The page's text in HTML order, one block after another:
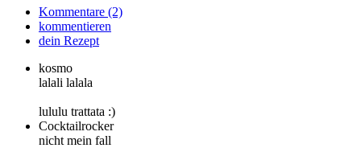
Kommentare (2)
kommentieren
dein Rezept
kosmo
lalali lalala
lululu trattata :)
Cocktailrocker
nicht mein fall